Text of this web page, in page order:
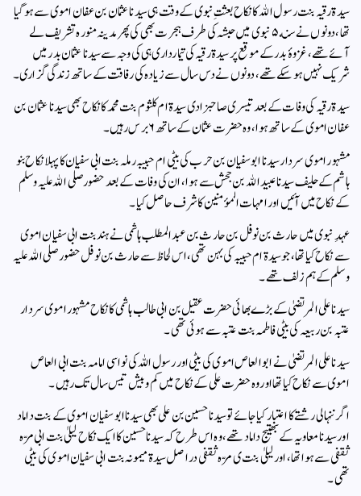
سیدۃ رقیہ بنت رسول الله کا نکاح بعثتِ نبوی کے وقت ہی سیدنا عثمان بن عفان اموی سے ہوگیا
تھا، دونوں نے سنه ۵ نبوی میں حبشہ کی طرف ہجرت بھی کی پھر مدینہ منورہ تشریف لے
آئے تھے، غزوۂ بدر کے موقع پر سیدۃ رقیہ کی تیمارداری ہی کی وجہ سے سیدنا عثمان بدر میں
شریک نہیں ہوسکے تھے، دونوں نے دس سال سے زیادہ کی رفاقت کے ساتھ زندگی گزاری۔
سیدۃ رقیہ کی وفات کے بعد تیسری صاحبزادی سیدۃ ام کلثوم بنت محمد کا نکاح بھی سیدنا عثمان بن
عفان اموی کے ساتھ ہوا، وہ حضرت عثمان کے ساتھ ۶ برس رہیں۔
مشہور اموی سردار سیدنا ابو سفیان بن حرب کی بیٹی ام حبیبہ رملہ بنت ابی سفیان کا پہلا نکاح بنو
ہاشم کے حلیف سیدنا عبید الله بن جحش سے ہوا، ان کی وفات کے بعد حضور صلی الله علیہ وسلم
کے نکاح میں آئیں اور امہات المؤمنین کا شرف حاصل کیا۔
عہدِ نبوی میں حارث بن نوفل بن حارث بن عبد المطلب ہاشمی نے ہند بنت ابی سفیان اموی
سے نکاح کیا تھا، جو سیدۃ ام حبیبہ کی بہن تھی، اس لحاظ سے حارث بن نوفل حضور صلی الله علیہ
وسلم کے ہم زلف تھے۔
سیدنا علی المرتضیٰ کے بڑے بھائی حضرت عقیل بن ابی طالب ہاشمی کا نکاح مشہور اموی سردار
عتبہ بن ربیعہ کی بیٹی فاطمہ بنت عتبہ سے ہوئی تھی۔
سیدنا علی المرتضیٰ نے ابو العاص اموی کی بیٹی اور رسول اللہ کی نواسی امامہ بنت ابی العاص
اموی سے نکاح کیا تھا اور وہ حضرت علی کے نکاح میں کم و بیش تیس سال تک رہیں۔
اگر ننہالی رشتے کا اعتبار کیا جائے تو سیدنا حسین بن علی بھی سیدنا ابو سفیان اموی کے بنت داماد
اور سیدنا معاویہ کے بھتیج داماد تھے، وہ اس طرح کہ سیدنا حسین کا ایک نکاح لیلیٰ بنت ابی مرّہ
ثقفی سے ہوا تھا، اور لیلیٰ بنت ی مرّہ ثقفی در اصل سیدۃ میمونہ بنت ابی سفیان اموی کی بیٹی
تھی۔